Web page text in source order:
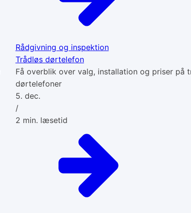
Rådgivning og inspektion
Trådløs dørtelefon
Få overblik over valg, installation og priser på
dørtelefoner
5. dec.
/
2 min. læsetid